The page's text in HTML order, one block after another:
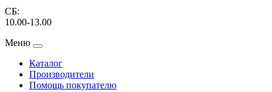
СБ:
10.00-13.00
Меню
Каталог
Производители
Помощь покупателю